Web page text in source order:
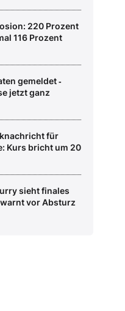
220 Prozent
116 Prozent
gemeldet ‑
jetzt ganz
für
Kurs bricht um 20
sieht finales
vor Absturz